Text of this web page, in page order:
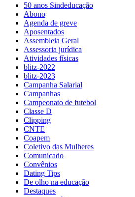
50 anos Sindeducação
Abono
Agenda de greve
Aposentados
Assembleia Geral
Assessoria jurídica
Atividades físicas
blitz-2022
blitz-2023
Campanha Salarial
Campanhas
Campeonato de futebol
Classe D
Clipping
CNTE
Coapem
Coletivo das Mulheres
Comunicado
Convênios
Dating Tips
De olho na educação
Destaques